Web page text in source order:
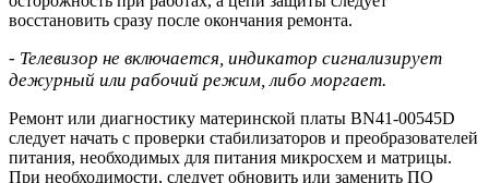
восстановить сразу после окончания ремонта.
- Телевизор не включается, индикатор сигнализирует
дежурный или рабочий режим, либо моргает.
Ремонт или диагностику материнской платы BN41-00545D
следует начать с проверки стабилизаторов и преобразователей
питания, необходимых для питания микросхем и матрицы.
При необходимости, следует обновить или заменить ПО